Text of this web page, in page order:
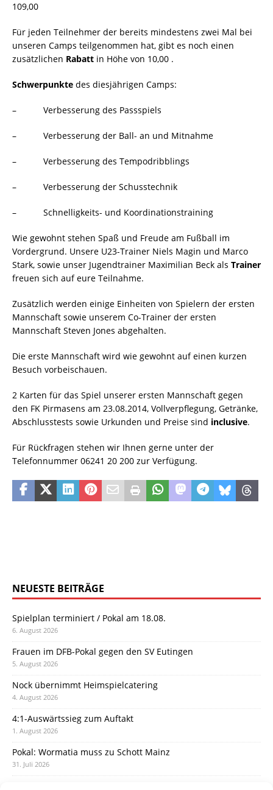
109,00 
Für jeden Teilnehmer der bereits mindestens zwei Mal bei
unseren Camps teilgenommen hat, gibt es noch einen
zusätzlichen Rabatt in Höhe von 10,00 .
Schwerpunkte des diesjährigen Camps:
– Verbesserung des Passspiels
– Verbesserung der Ball- an und Mitnahme
– Verbesserung des Tempodribblings
– Verbesserung der Schusstechnik
– Schnelligkeits- und Koordinationstraining
Wie gewohnt stehen Spaß und Freude am Fußball im
Vordergrund. Unsere U23-Trainer Niels Magin und Marco
Stark, sowie unser Jugendtrainer Maximilian Beck als Trainer
freuen sich auf eure Teilnahme.
Zusätzlich werden einige Einheiten von Spielern der ersten
Mannschaft sowie unserem Co-Trainer der ersten
Mannschaft Steven Jones abgehalten.
Die erste Mannschaft wird wie gewohnt auf einen kurzen
Besuch vorbeischauen.
2 Karten für das Spiel unserer ersten Mannschaft gegen
den FK Pirmasens am 23.08.2014, Vollverpflegung, Getränke,
Abschlusstests sowie Urkunden und Preise sind inclusive.
Für Rückfragen stehen wir Ihnen gerne unter der
Telefonnummer 06241 20 200 zur Verfügung.
NEUESTE BEITRÄGE
Spielplan terminiert / Pokal am 18.08.
6. August 2026
Frauen im DFB-Pokal gegen den SV Eutingen
5. August 2026
Nock übernimmt Heimspielcatering
4. August 2026
4:1-Auswärtssieg zum Auftakt
1. August 2026
Pokal: Wormatia muss zu Schott Mainz
31. Juli 2026